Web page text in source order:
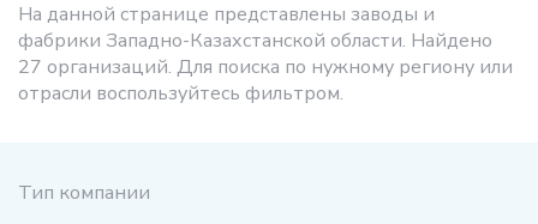
На данной странице представлены заводы и
фабрики Западно-Казахстанской области. Найдено
27 организаций. Для поиска по нужному региону или
отрасли воспользуйтесь фильтром.
Тип компании